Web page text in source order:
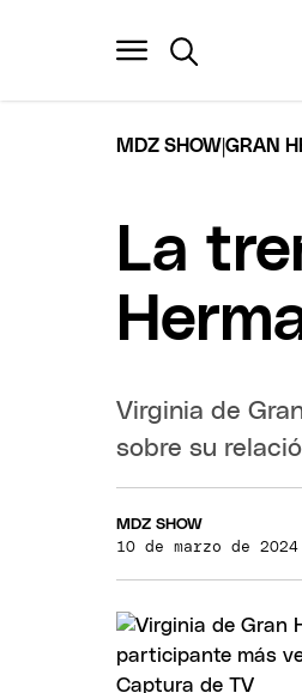
MDZ SHOW|GRAN
La
Virginia de
sobre su
MDZ SHOW
10 de marzo de